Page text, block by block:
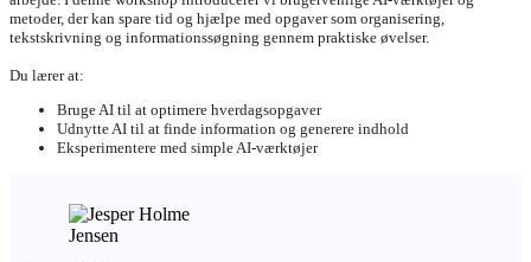
metoder, der kan spare tid og hjælpe med opgaver som organisering,
tekstskrivning og informationssøgning gennem praktiske øvelser.
Du lærer at:
Bruge AI til at optimere hverdagsopgaver
Udnytte AI til at finde information og generere indhold
Eksperimentere med simple AI-værktøjer